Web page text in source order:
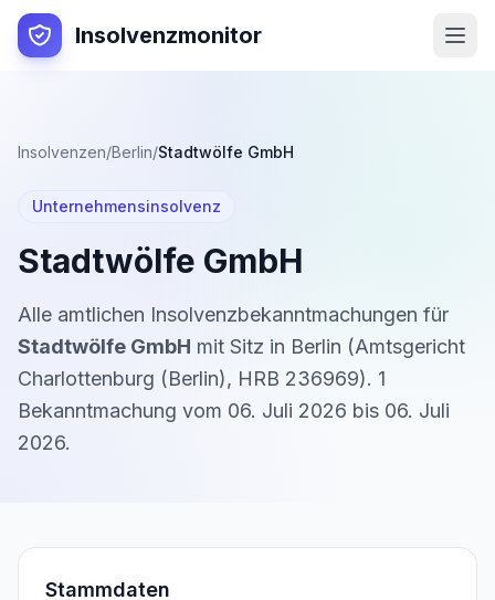
Insolvenzmonitor
Insolvenzen/Berlin/Stadtwölfe GmbH
Unternehmensinsolvenz
Stadtwölfe GmbH
Alle amtlichen Insolvenzbekanntmachungen für
Stadtwölfe GmbH mit Sitz in Berlin (Amtsgericht
Charlottenburg (Berlin), HRB 236969). 1
Bekanntmachung vom 06. Juli 2026 bis 06. Juli
2026.
Stammdaten